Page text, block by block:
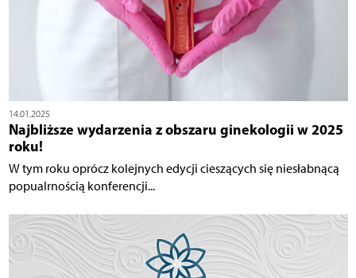
14.01.2025
Najbliższe wydarzenia z obszaru ginekologii w 2025
roku!
W tym roku oprócz kolejnych edycji cieszących się niesłabnącą
popualrnością konferencji...